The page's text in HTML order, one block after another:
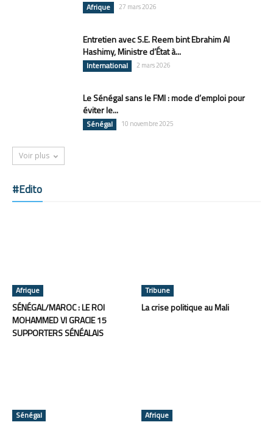
Afrique 27 mars 2026
Entretien avec S.E. Reem bint Ebrahim Al
Hashimy, Ministre d’État à...
International 2 mars 2026
Le Sénégal sans le FMI : mode d’emploi pour
éviter le...
Sénégal 10 novembre 2025
Voir plus
#Edito
Afrique
SÉNÉGAL/MAROC : LE ROI
MOHAMMED VI GRACIE 15
SUPPORTERS SÉNÉALAIS
Tribune
La crise politique au Mali
Sénégal Afrique